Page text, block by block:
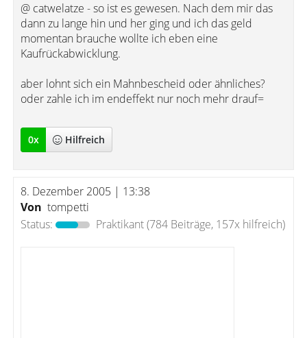
@ catwelatze - so ist es gewesen. Nach dem mir das
dann zu lange hin und her ging und ich das geld
momentan brauche wollte ich eben eine
Kaufrückabwicklung.
aber lohnt sich ein Mahnbescheid oder ähnliches?
oder zahle ich im endeffekt nur noch mehr drauf=
0x Hilfreich
8. Dezember 2005 | 13:38
Von tompetti
Status:
Praktikant(784 Beiträge, 157x hilfreich)